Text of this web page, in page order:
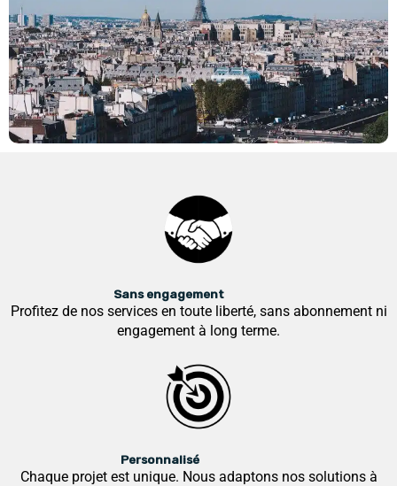
u
r
5
Sans engagement
Profitez de nos services en toute liberté, sans abonnement ni
engagement à long terme.
Personnalisé
Chaque projet est unique. Nous adaptons nos solutions à